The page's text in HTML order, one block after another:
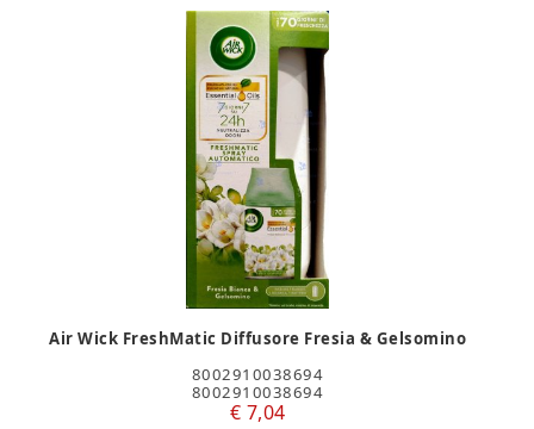
Air Wick FreshMatic Diffusore Fresia & Gelsomino
8002910038694
8002910038694
€ 7,04